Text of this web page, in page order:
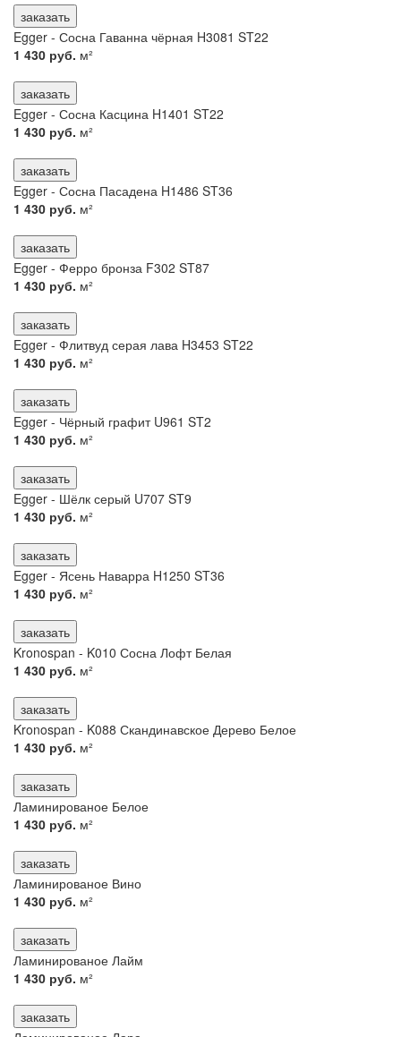
заказать
Egger - Сосна Гаванна чёрная H3081 ST22
1 430 руб. м²
заказать
Egger - Сосна Касцина H1401 ST22
1 430 руб. м²
заказать
Egger - Сосна Пасадена H1486 ST36
1 430 руб. м²
заказать
Egger - Ферро бронза F302 ST87
1 430 руб. м²
заказать
Egger - Флитвуд серая лава H3453 ST22
1 430 руб. м²
заказать
Egger - Чёрный графит U961 ST2
1 430 руб. м²
заказать
Egger - Шёлк серый U707 ST9
1 430 руб. м²
заказать
Egger - Ясень Наварра H1250 ST36
1 430 руб. м²
заказать
Kronospan - K010 Сосна Лофт Белая
1 430 руб. м²
заказать
Kronospan - K088 Скандинавское Дерево Белое
1 430 руб. м²
заказать
Ламинированое Белое
1 430 руб. м²
заказать
Ламинированое Вино
1 430 руб. м²
заказать
Ламинированое Лайм
1 430 руб. м²
заказать